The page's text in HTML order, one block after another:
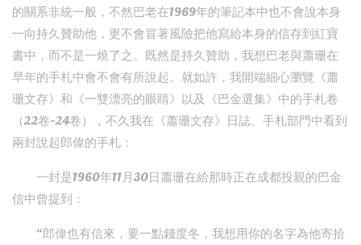
的關系非統一般，不然巴老在1969年的筆記本中也不會說本身
一向持久贊助他，更不會冒著風險把他寫給本身的信存到紅寶
書中，而不是一燒了之。既然是持久贊助，我想巴老與蕭珊在
早年的手札中會不會有所說起。就如許，我開端細心瀏覽《蕭
珊文存》和《一雙漂亮的眼睛》以及《巴金選集》中的手札卷
（22卷-24卷），不久我在《蕭珊文存》日誌、手札部門中看到
兩封說起郎偉的手札：
一封是1960年11月30日蕭珊在給那時正在成都投親的巴金
信中曾提到：
“郎偉也有信來，要一點錢度冬，我想用你的名字為他寄拾